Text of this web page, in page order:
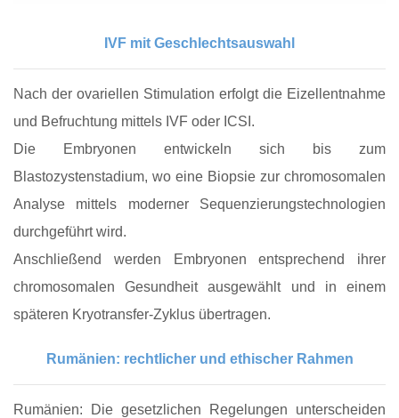
IVF mit Geschlechtsauswahl
Nach der ovariellen Stimulation erfolgt die Eizellentnahme
und Befruchtung mittels IVF oder ICSI.
Die Embryonen entwickeln sich bis zum
Blastozystenstadium, wo eine Biopsie zur chromosomalen
Analyse mittels moderner Sequenzierungstechnologien
durchgeführt wird.
Anschließend werden Embryonen entsprechend ihrer
chromosomalen Gesundheit ausgewählt und in einem
späteren Kryotransfer‑Zyklus übertragen.
Rumänien: rechtlicher und ethischer Rahmen
Rumänien: Die gesetzlichen Regelungen unterscheiden